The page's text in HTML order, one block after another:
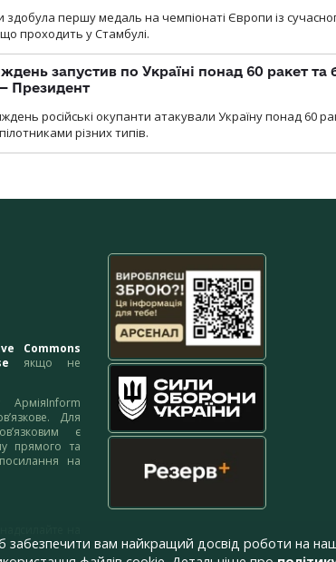
здобула першу медаль на чемпіонаті Європи із
проходить у Стамбулі.
запустив по Україні понад 60 ракет та
Президент
російські окупанти атакували Україну понад 60
різних типів.
Commons
якщо не
Для
є
прямого та
на
вам найкращий досвід роботи на